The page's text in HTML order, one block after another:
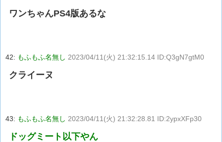
ワンちゃんPS4版あるな
42: もふもふ名無し 2023/04/11(火) 21:32:15.14 ID:Q3gN7gtM0
クライーヌ
43: もふもふ名無し 2023/04/11(火) 21:32:28.81 ID:2ypxXFp30
ドッグミート以下やん